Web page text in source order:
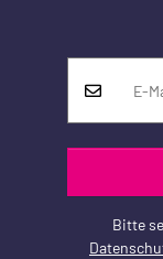
Bitte